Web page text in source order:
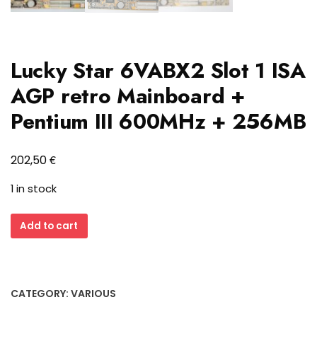
Lucky Star 6VABX2 Slot 1 ISA
AGP retro Mainboard +
Pentium III 600MHz + 256MB
202,50€
1 in stock
Lucky
Star
1
Add to cart
CATEGORY: VARIOUS